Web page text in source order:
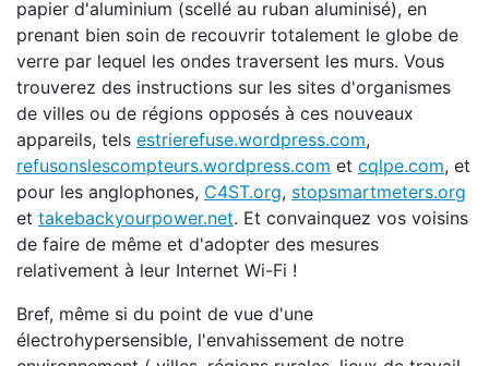
papier d'aluminium (scellé au ruban aluminisé), en
prenant bien soin de recouvrir totalement le globe de
verre par lequel les ondes traversent les murs. Vous
trouverez des instructions sur les sites d'organismes
de villes ou de régions opposés à ces nouveaux
appareils, tels estrierefuse.wordpress.com,
refusonslescompteurs.wordpress.com et cqlpe.com, et
pour les anglophones, C4ST.org, stopsmartmeters.org
et takebackyourpower.net. Et convainquez vos voisins
de faire de même et d'adopter des mesures
relativement à leur Internet Wi-Fi !
Bref, même si du point de vue d'une
électrohypersensible, l'envahissement de notre